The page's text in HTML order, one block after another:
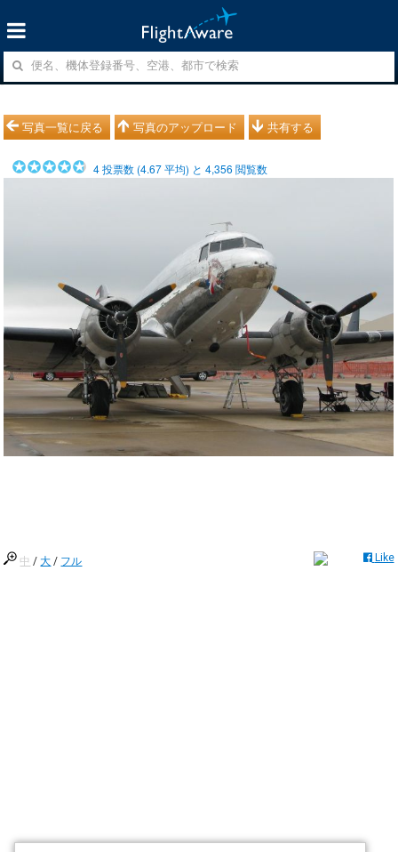
写真一覧に戻る 写真のアップロード 共有する
4投票数 (4.67平均) と4,356 閲覧数
中 /大 / フル Like